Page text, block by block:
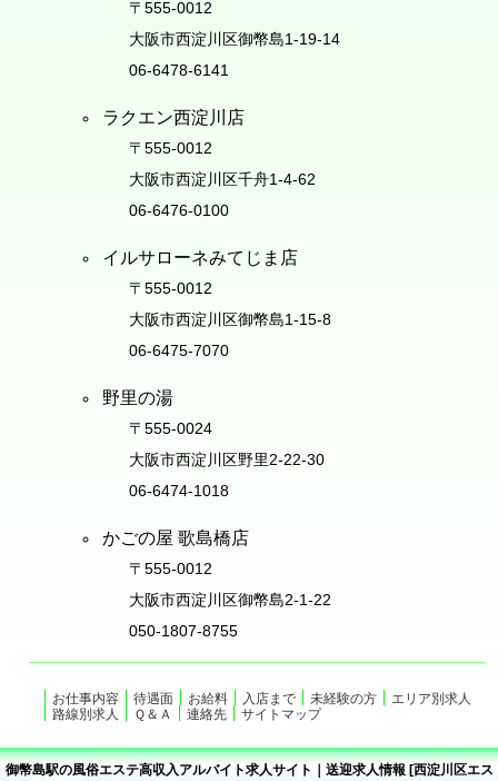
〒555-0012
大阪市西淀川区御幣島1-19-14
06-6478-6141
ラクエン西淀川店
〒555-0012
大阪市西淀川区千舟1-4-62
06-6476-0100
イルサローネみてじま店
〒555-0012
大阪市西淀川区御幣島1-15-8
06-6475-7070
野里の湯
〒555-0024
大阪市西淀川区野里2-22-30
06-6474-1018
かごの屋 歌島橋店
〒555-0012
大阪市西淀川区御幣島2-1-22
050-1807-8755
お仕事内容 待遇面 お給料 入店まで 未経験の方
エリア別求人
路線別求人
Ｑ＆Ａ 連絡先 サイトマップ
御幣島駅の風俗エステ高収入アルバイト求人サイト｜送迎求人情報 [西淀川区エス